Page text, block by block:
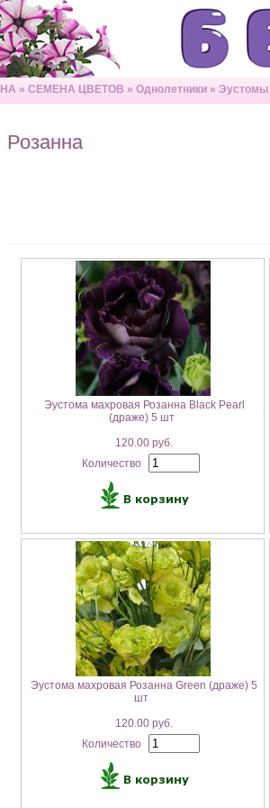
» СЕМЕНА ЦВЕТОВ » Однолетники » Эустомы
Розанна
Эустома махровая Розанна Black Pearl
(драже) 5 шт
120.00 руб.
Количество
Эустома махровая Розанна Green (драже) 5
шт
120.00 руб.
Количество